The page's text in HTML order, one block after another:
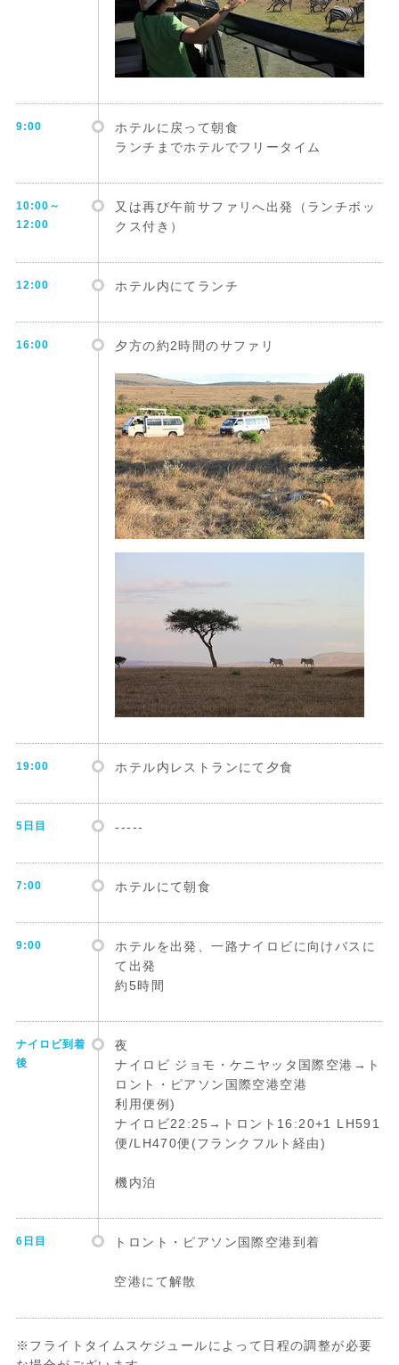
9:00
ホテルに戻って朝食
ランチまでホテルでフリータイム
10:00～
12:00
又は再び午前サファリへ出発（ランチボッ
クス付き）
12:00 ホテル内にてランチ
16:00 夕方の約2時間のサファリ
19:00 ホテル内レストランにて夕食
5日目 -----
7:00 ホテルにて朝食
9:00
ホテルを出発、一路ナイロビに向けバスに
て出発
約5時間
ナイロビ到着
後
夜
ナイロビ ジョモ・ケニヤッタ国際空港→ト
ロント・ピアソン国際空港空港
利用便例)
ナイロビ22:25→トロント16:20+1 LH591
便/LH470便(フランクフルト経由)
機内泊
6日目 トロント・ピアソン国際空港到着
空港にて解散
※フライトタイムスケジュールによって日程の調整が必要